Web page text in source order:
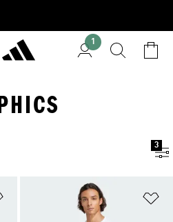
1
3
เพิ่มไปยังรายการสินค้าโปรด